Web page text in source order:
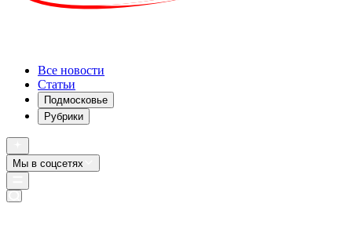
Все новости
Статьи
Подмосковье
Рубрики
Мы в соцсетях